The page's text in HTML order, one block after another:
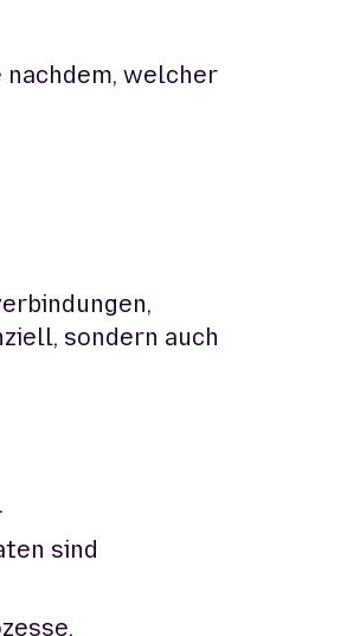
nachdem, welcher
sondern auch
sind